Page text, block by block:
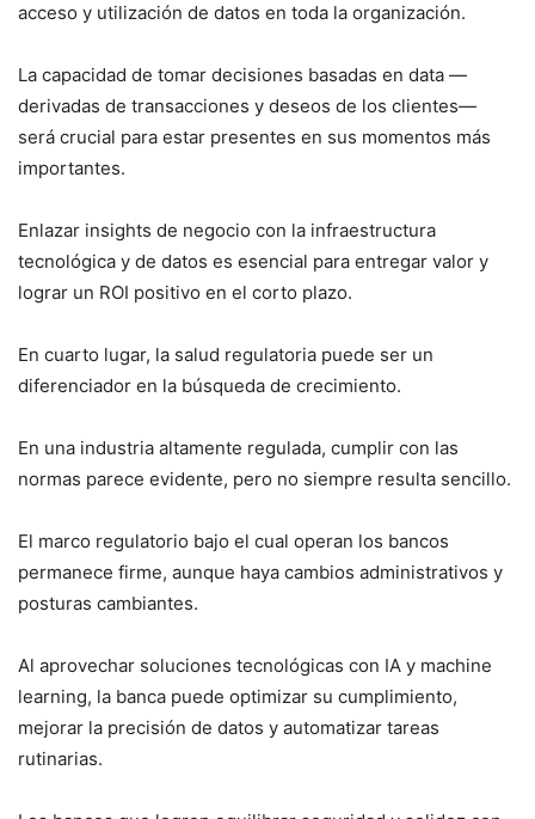
acceso y utilización de datos en toda la organización.
La capacidad de tomar decisiones basadas en data —
derivadas de transacciones y deseos de los clientes—
será crucial para estar presentes en sus momentos más
importantes.
Enlazar insights de negocio con la infraestructura
tecnológica y de datos es esencial para entregar valor y
lograr un ROI positivo en el corto plazo.
En cuarto lugar, la salud regulatoria puede ser un
diferenciador en la búsqueda de crecimiento.
En una industria altamente regulada, cumplir con las
normas parece evidente, pero no siempre resulta sencillo.
El marco regulatorio bajo el cual operan los bancos
permanece firme, aunque haya cambios administrativos y
posturas cambiantes.
Al aprovechar soluciones tecnológicas con IA y machine
learning, la banca puede optimizar su cumplimiento,
mejorar la precisión de datos y automatizar tareas
rutinarias.